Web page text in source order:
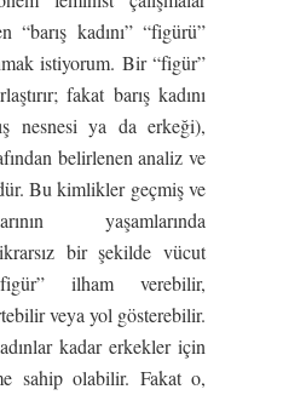
“barış kadını” “figürü”
istiyorum. Bir “figür”
fakat barış kadını
nesnesi ya da erkeği),
belirlenen analiz ve
Bu kimlikler geçmiş ve
yaşamlarında
bir şekilde vücut
ilham verebilir,
veya yol gösterebilir.
kadar erkekler için
sahip olabilir. Fakat o,